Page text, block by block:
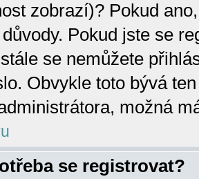
zobrazí)? Pokud
Pokud jste se
se nemůžete
Obvykle toto bývá
možná
se registrovat?